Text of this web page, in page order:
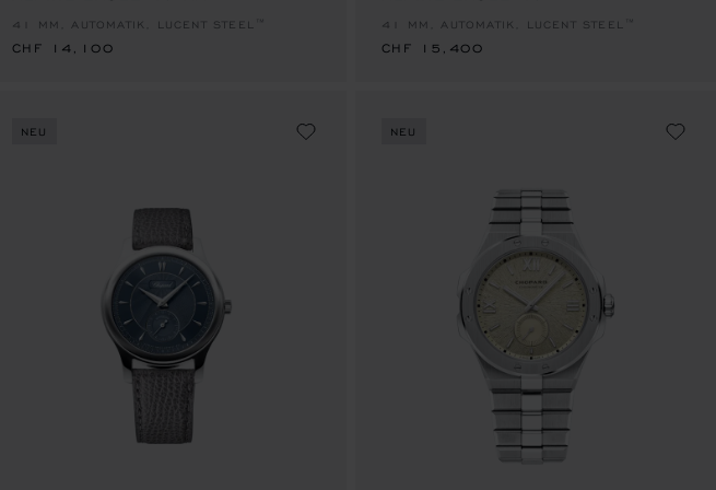
41 MM, AUTOMATIK, LUCENT STEEL™
CHF 14,100
41 MM, AUTOMATIK, LUCENT STEEL™
CHF 15,400
NEU NEU